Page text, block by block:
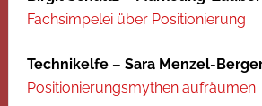
Fachsimpelei über Positionierung
Technikelfe – Sara Menzel-
Positionierungsmythen aufräumen